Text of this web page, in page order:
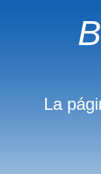
La